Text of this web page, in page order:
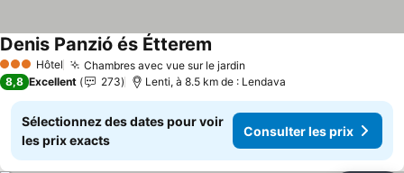
3 ÉtoilesHôtel Chambres avec vue sur le jardin
Denis Panzió és Étterem
8,8 Excellent 273 Lenti, à 8.5 km de : Lendava
Sélectionnez des dates pour voir
les prix exacts
Consulter les prix